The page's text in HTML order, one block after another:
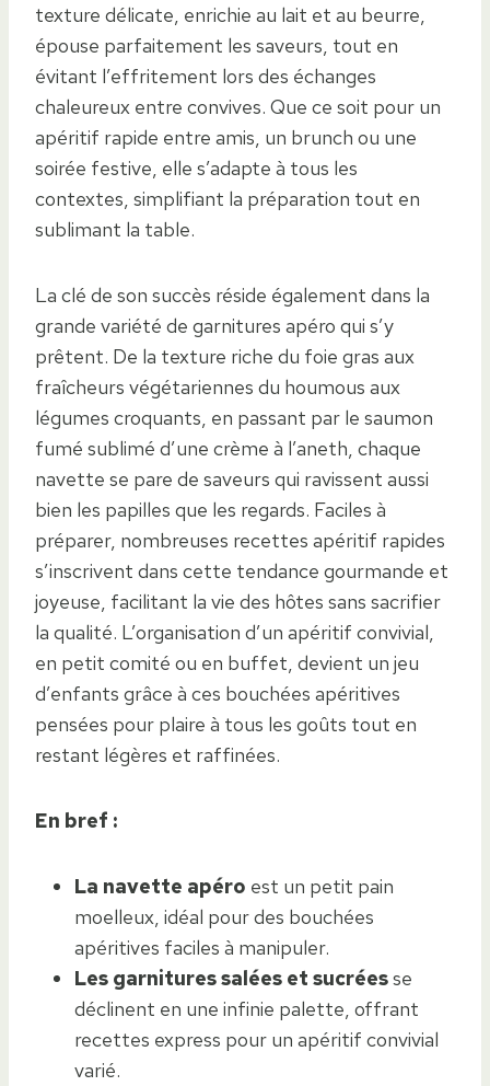
texture délicate, enrichie au lait et au beurre,
épouse parfaitement les saveurs, tout en
évitant l’effritement lors des échanges
chaleureux entre convives. Que ce soit pour un
apéritif rapide entre amis, un brunch ou une
soirée festive, elle s’adapte à tous les
contextes, simplifiant la préparation tout en
sublimant la table.
La clé de son succès réside également dans la
grande variété de garnitures apéro qui s’y
prêtent. De la texture riche du foie gras aux
fraîcheurs végétariennes du houmous aux
légumes croquants, en passant par le saumon
fumé sublimé d’une crème à l’aneth, chaque
navette se pare de saveurs qui ravissent aussi
bien les papilles que les regards. Faciles à
préparer, nombreuses recettes apéritif rapides
s’inscrivent dans cette tendance gourmande et
joyeuse, facilitant la vie des hôtes sans sacrifier
la qualité. L’organisation d’un apéritif convivial,
en petit comité ou en buffet, devient un jeu
d’enfants grâce à ces bouchées apéritives
pensées pour plaire à tous les goûts tout en
restant légères et raffinées.
En bref :
La navette apéro est un petit pain
moelleux, idéal pour des bouchées
apéritives faciles à manipuler.
Les garnitures salées et sucréesse
déclinent en une infinie palette, offrant
recettes express pour un apéritif convivial
varié.